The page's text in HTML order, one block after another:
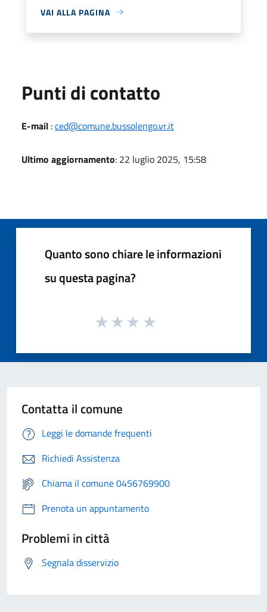
VAI ALLA PAGINA
Punti di contatto
E-mail :ced@comune.bussolengo.vr.it
Ultimo aggiornamento: 22 luglio 2025, 15:58
Quanto sono chiare le informazioni
su questa pagina?
Contatta il comune
Leggi le domande frequenti
Richiedi Assistenza
Chiama il comune 0456769900
Prenota un appuntamento
Problemi in città
Segnala disservizio